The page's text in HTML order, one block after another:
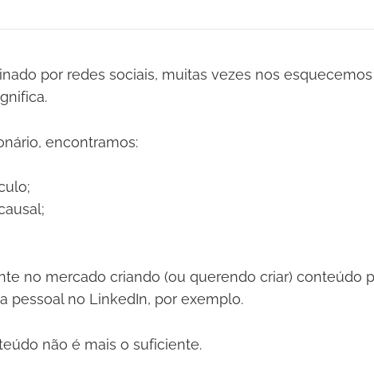
por redes sociais, muitas vezes nos
encontramos:
no mercado criando (ou querendo criar) conteúdo
pessoal no LinkedIn, por exemplo.
não é mais o suficiente.